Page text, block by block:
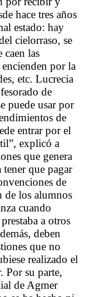
hace tres años
estado: hay
cielorraso, se
caen las
encienden por la
etc. Lucrecia
de
puede usar por
de
entrar por el
explicó a
que genera
tener que pagar
de
de los alumnos
cuando
a otros
deben
que no
realizado el
Por su parte,
de Agmer